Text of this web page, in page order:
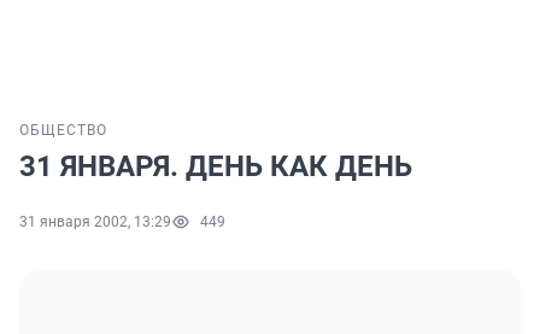
ОБЩЕСТВО
31 ЯНВАРЯ. ДЕНЬ КАК ДЕНЬ
31 января 2002, 13:29 449